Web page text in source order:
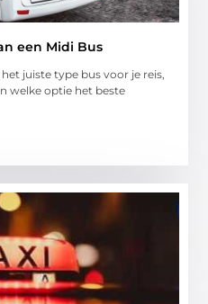
een Midi Bus
juiste type bus voor je reis,
welke optie het beste